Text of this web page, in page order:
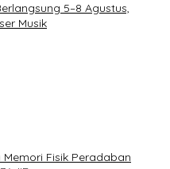
5–8 Agustus,
Musik
Fisik Peradaban